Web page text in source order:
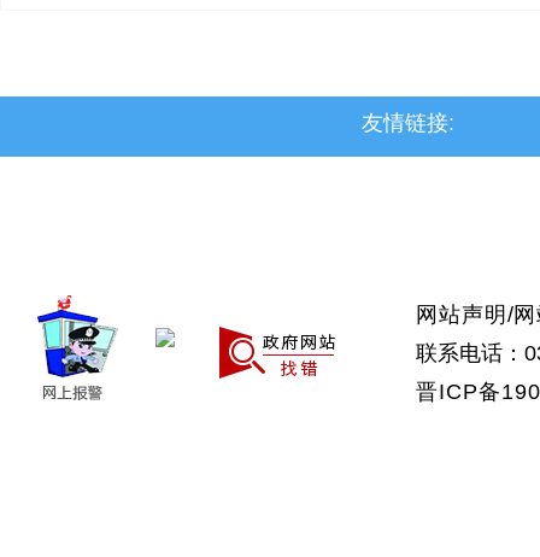
友情链接:
网站声明 /
联系电话：
晋ICP备